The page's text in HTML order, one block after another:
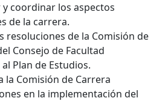
y coordinar los aspectos
de la carrera.
resoluciones de la Comisión de
Consejo de Facultad
Plan de Estudios.
la Comisión de Carrera
en la implementación del